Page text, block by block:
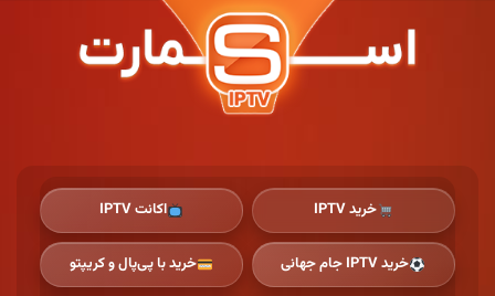
خرید IPTV اکانت IPTV
خرید IPTV جام جهانی خرید با پی‌پال و کریپتو